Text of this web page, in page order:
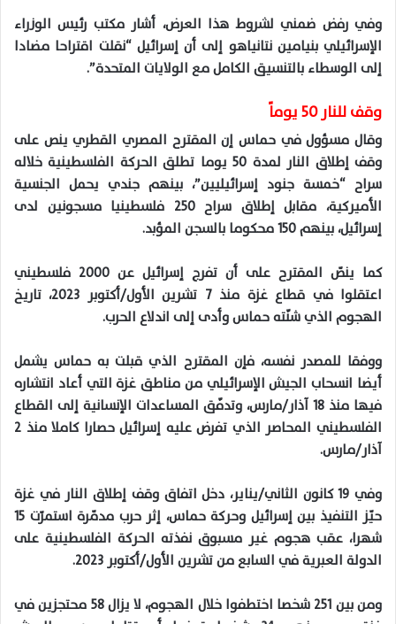
وفي رفض ضمني لشروط هذا العرض، أشار مكتب رئيس الوزراء
الإسرائيلي بنيامين نتانياهو إلى أن إسرائيل “نقلت اقتراحا مضادا
إلى الوسطاء بالتنسيق الكامل مع الولايات المتحدة”.
وقف للنار 50 يوماً
وقال مسؤول في حماس إن المقترح المصري القطري ينص على
وقف إطلاق النار لمدة 50 يوما تطلق الحركة الفلسطينية خلاله
سراح “خمسة جنود إسرائيليين”، بينهم جندي يحمل الجنسية
الأميركية، مقابل إطلاق سراح 250 فلسطينيا مسجونين لدى
إسرائيل، بينهم 150 محكوما بالسجن المؤبد.
كما ينصّ المقترح على أن تفرج إسرائيل عن 2000 فلسطيني
اعتقلوا في قطاع غزة منذ 7 تشرين الأول/أكتوبر 2023، تاريخ
الهجوم الذي شنّته حماس وأدى إلى اندلاع الحرب.
ووفقا للمصدر نفسه، فإن المقترح الذي قبلت به حماس يشمل
أيضا انسحاب الجيش الإسرائيلي من مناطق غزة التي أعاد انتشاره
فيها منذ 18 آذار/مارس، وتدفّق المساعدات الإنسانية إلى القطاع
الفلسطيني المحاصر الذي تفرض عليه إسرائيل حصارا كاملا منذ 2
آذار/مارس.
وفي 19 كانون الثاني/يناير، دخل اتفاق وقف إطلاق النار في غزة
حيّز التنفيذ بين إسرائيل وحركة حماس، إثر حرب مدمّرة استمرّت 15
شهرا، عقب هجوم غير مسبوق نفذته الحركة الفلسطينية على
الدولة العبرية في السابع من تشرين الأول/أكتوبر 2023.
ومن بين 251 شخصا اختطفوا خلال الهجوم، لا يزال 58 محتجزين في